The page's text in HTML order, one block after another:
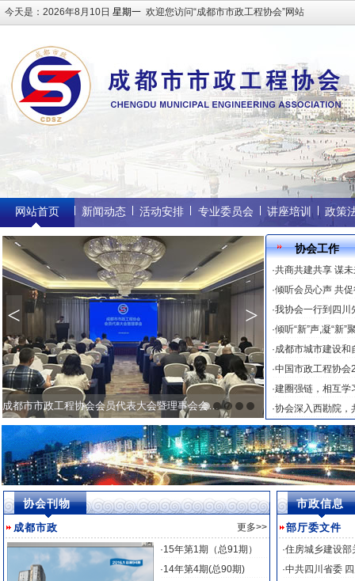
今天是： 2026年8月10日 星期一 欢迎您访问“成都市市政工程协会”网站
网站首页 新闻动态 活动安排 专业委员会 讲座培训 政策
成都市市政工程协会会员代表大会暨理事会会议圆满成功 1 2 3 4 5
< >
协会工作
·共商共建共享 谋
·倾听会员心声 共
·我协会一行到四
·倾听“新”声,凝“新
·成都市城市建设
·中国市政工程协
·建圈强链，相互学
·协会深入西勘院，
协会刊物
成都市政
更多>>
·15年第1期（总91期）
·14年第4期(总90期)
市政信息
部厅委文件
·住房城乡建设
·中共四川省委